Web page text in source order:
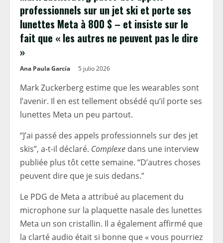
professionnels sur un jet ski et porte ses
lunettes Meta à 800 $ – et insiste sur le
fait que « les autres ne peuvent pas le dire
»
Ana Paula García 5 julio 2026
Mark Zuckerberg estime que les wearables sont
l’avenir. Il en est tellement obsédé qu’il porte ses
lunettes Meta un peu partout.
“J’ai passé des appels professionnels sur des jet
skis”, a-t-il déclaré. Complexe dans une interview
publiée plus tôt cette semaine. “D’autres choses
peuvent dire que je suis dedans.”
Le PDG de Meta a attribué au placement du
microphone sur la plaquette nasale des lunettes
Meta un son cristallin. Il a également affirmé que
la clarté audio était si bonne que « vous pourriez